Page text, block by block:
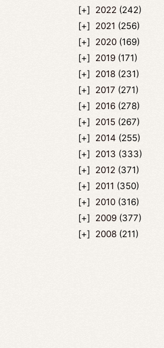
2022 (242)
2021 (256)
2020 (169)
2019 (171)
2018 (231)
2017 (271)
2016 (278)
2015 (267)
2014 (255)
2013 (333)
2012 (371)
2011 (350)
2010 (316)
2009 (377)
2008 (211)